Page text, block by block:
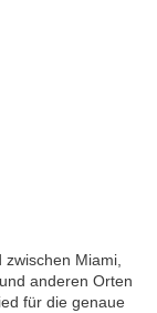
zwischen Miami,
anderen Orten
für die genaue